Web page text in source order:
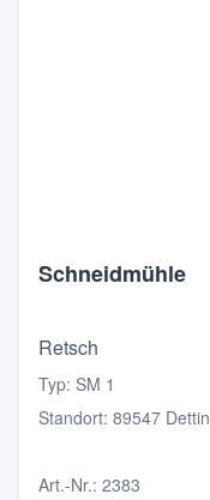
Schneidmühle
Retsch
Typ: SM 1
Standort: 89547
Art.-Nr.: 2383